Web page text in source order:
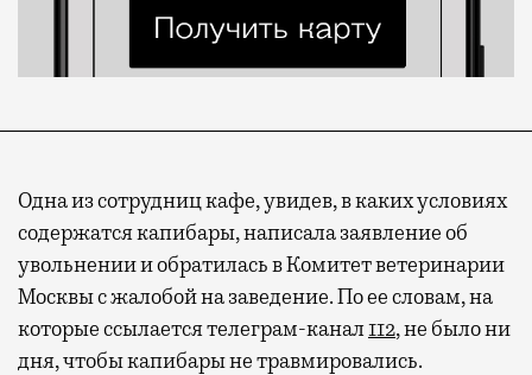
Одна из сотрудниц кафе, увидев, в каких условиях
содержатся капибары, написала заявление об
увольнении и обратилась в Комитет ветеринарии
Москвы с жалобой на заведение. По ее словам, на
которые ссылается телеграм-канал112, не было ни
дня, чтобы капибары не травмировались.